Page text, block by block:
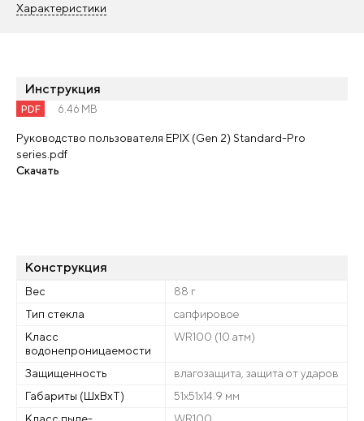
Характеристики
Инструкция
PDF 6.46 MB
Руководство пользователя EPIX (Gen 2) Standard-Pro
series.pdf
Скачать
Конструкция
Вес
88 г
Тип стекла
сапфировое
Класс
водонепроницаемости
WR100 (10 атм)
Защищенность
влагозащита, защита от ударов
Габариты (ШхВхТ)
51x51x14.9 мм
Класс пыле-
WR100